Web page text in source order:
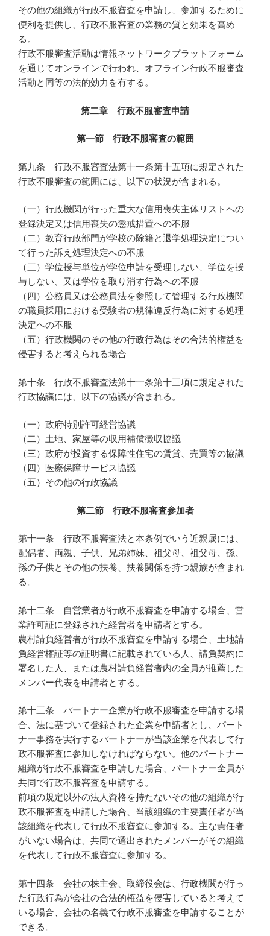
その他の組織が行政不服審査を申請し、参加するために
便利を提供し、行政不服審査の業務の質と効果を高め
る。
行政不服審査活動は情報ネットワークプラットフォーム
を通じてオンラインで行われ、オフライン行政不服審査
活動と同等の法的効力を有する。
第二章 行政不服審査申請
第一節 行政不服審査の範囲
第九条 行政不服審査法第十一条第十五項に規定された
行政不服審査の範囲には、以下の状況が含まれる。
（一）行政機関が行った重大な信用喪失主体リストへの
登録決定又は信用喪失の懲戒措置への不服
（二）教育行政部門が学校の除籍と退学処理決定につい
て行った訴え処理決定への不服
（三）学位授与単位が学位申請を受理しない、学位を授
与しない、又は学位を取り消す行為への不服
（四）公務員又は公務員法を参照して管理する行政機関
の職員採用における受験者の規律違反行為に対する処理
決定への不服
（五）行政機関のその他の行政行為はその合法的権益を
侵害すると考えられる場合
第十条 行政不服審査法第十一条第十三項に規定された
行政協議には、以下の協議が含まれる。
（一）政府特別許可経営協議
（二）土地、家屋等の収用補償徴収協議
（三）政府が投資する保障性住宅の賃貸、売買等の協議
（四）医療保障サービス協議
（五）その他の行政協議
第二節 行政不服審査参加者
第十一条 行政不服審査法と本条例でいう近親属には、
配偶者、両親、子供、兄弟姉妹、祖父母、祖父母、孫、
孫の子供とその他の扶養、扶養関係を持つ親族が含まれ
る。
第十二条 自営業者が行政不服審査を申請する場合、営
業許可証に登録された経営者を申請者とする。
農村請負経営者が行政不服審査を申請する場合、土地請
負経営権証等の証明書に記載されている人、請負契約に
署名した人、または農村請負経営者内の全員が推薦した
メンバー代表を申請者とする。
第十三条 パートナー企業が行政不服審査を申請する場
合、法に基づいて登録された企業を申請者とし、パート
ナー事務を実行するパートナーが当該企業を代表して行
政不服審査に参加しなければならない。他のパートナー
組織が行政不服審査を申請した場合、パートナー全員が
共同で行政不服審査を申請する。
前項の規定以外の法人資格を持たないその他の組織が行
政不服審査を申請した場合、当該組織の主要責任者が当
該組織を代表して行政不服審査に参加する。主な責任者
がいない場合は、共同で選出されたメンバーがその組織
を代表して行政不服審査に参加する。
第十四条 会社の株主会、取締役会は、行政機関が行っ
た行政行為が会社の合法的権益を侵害していると考えて
いる場合、会社の名義で行政不服審査を申請することが
できる。